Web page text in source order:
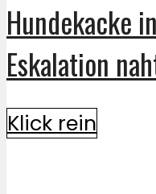
Hundekacke
Eskalation
Klick rein